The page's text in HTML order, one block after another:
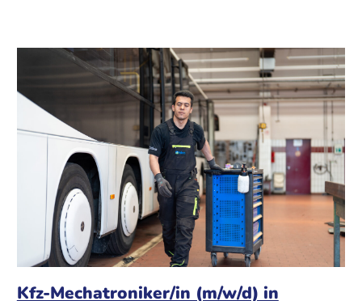
Kfz-Mechatroniker/in (m/w/d) in